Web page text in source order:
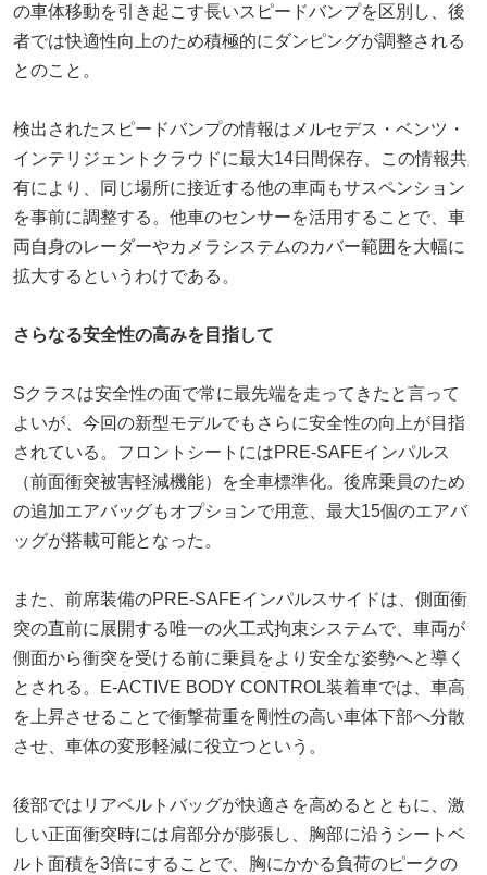
の車体移動を引き起こす長いスピードバンプを区別し、後
者では快適性向上のため積極的にダンピングが調整される
とのこと。
検出されたスピードバンプの情報はメルセデス・ベンツ・
インテリジェントクラウドに最大14日間保存、この情報共
有により、同じ場所に接近する他の車両もサスペンション
を事前に調整する。他車のセンサーを活用することで、車
両自身のレーダーやカメラシステムのカバー範囲を大幅に
拡大するというわけである。
さらなる安全性の高みを目指して
Sクラスは安全性の面で常に最先端を走ってきたと言って
よいが、今回の新型モデルでもさらに安全性の向上が目指
されている。フロントシートにはPRE-SAFEインパルス
（前面衝突被害軽減機能）を全車標準化。後席乗員のため
の追加エアバッグもオプションで用意、最大15個のエアバ
ッグが搭載可能となった。
また、前席装備のPRE-SAFEインパルスサイドは、側面衝
突の直前に展開する唯一の火工式拘束システムで、車両が
側面から衝突を受ける前に乗員をより安全な姿勢へと導く
とされる。E-ACTIVE BODY CONTROL装着車では、車高
を上昇させることで衝撃荷重を剛性の高い車体下部へ分散
させ、車体の変形軽減に役立つという。
後部ではリアベルトバッグが快適さを高めるとともに、激
しい正面衝突時には肩部分が膨張し、胸部に沿うシートベ
ルト面積を3倍にすることで、胸にかかる負荷のピークの